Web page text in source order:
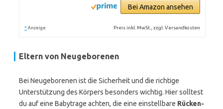
Bei Amazon ansehen
* Anzeige Preis inkl. MwSt., zzgl. Versandkosten
Eltern von Neugeborenen
Bei Neugeborenen ist die Sicherheit und die richtige
Unterstützung des Körpers besonders wichtig. Hier solltest
du auf eine Babytrage achten, die eine einstellbare Rücken-